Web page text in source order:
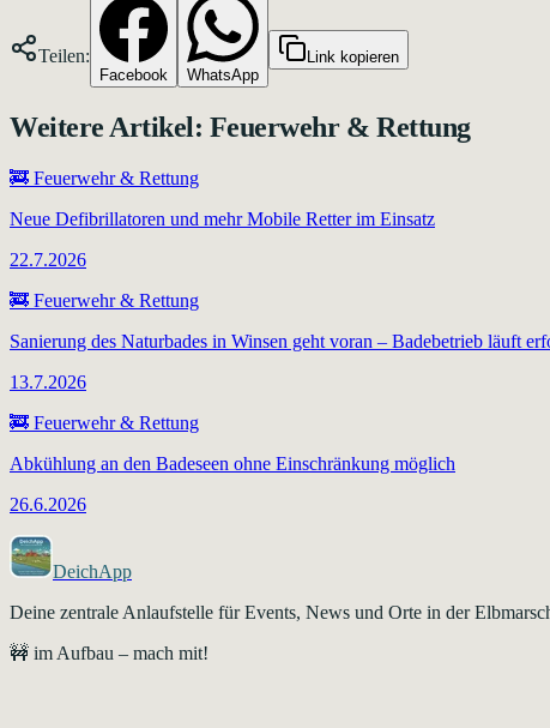
Teilen:
Facebook WhatsApp
Link kopieren
Weitere Artikel: Feuerwehr & Rettung
🚒 Feuerwehr & Rettung
Neue Defibrillatoren und mehr Mobile Retter im Einsatz
22.7.2026
🚒 Feuerwehr & Rettung
Sanierung des Naturbades in Winsen geht voran – Badebetrieb läuft
13.7.2026
🚒 Feuerwehr & Rettung
Abkühlung an den Badeseen ohne Einschränkung möglich
26.6.2026
DeichApp
Deine zentrale Anlaufstelle für Events, News und Orte in der
🚧 im Aufbau – mach mit!